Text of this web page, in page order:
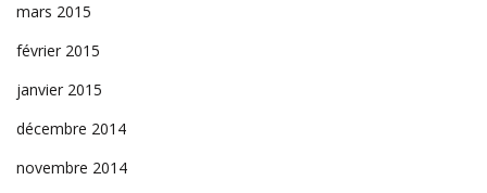
mars 2015
février 2015
janvier 2015
décembre 2014
novembre 2014